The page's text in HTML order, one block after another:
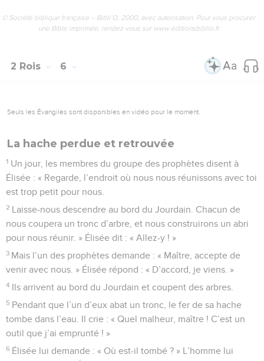
© Société biblique française – Bibli’O, 2000, avec autorisation. Pour vous procurer
une Bible imprimée, rendez-vous sur www.editionsbiblio.fr
2 Rois 6
Seuls les Évangiles sont disponibles en vidéo pour le moment.
La hache perdue et retrouvée
1 Un jour, les membres du groupe des prophètes disent à
Élisée : « Regarde, l’endroit où nous nous réunissons avec toi
est trop petit pour nous.
2 Laisse-nous descendre au bord du Jourdain. Chacun de
nous coupera un tronc d’arbre, et nous construirons un abri
pour nous réunir. » Élisée dit : « Allez-y ! »
3 Mais l’un des prophètes demande : « Maître, accepte de
venir avec nous. » Élisée répond : « D’accord, je viens. »
4 Ils arrivent au bord du Jourdain et coupent des arbres.
5 Pendant que l’un d’eux abat un tronc, le fer de sa hache
tombe dans l’eau. Il crie : « Quel malheur, maître ! C’est un
outil que j’ai emprunté ! »
6 Élisée lui demande : « Où est-il tombé ? » L’homme lui